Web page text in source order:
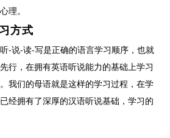
理。
方式
说-读-写是正确的语言学习顺序，也就
行，在拥有英语听说能力的基础上学习
我们的母语就是这样的学习过程，在学
经拥有了深厚的汉语听说基础，学习的